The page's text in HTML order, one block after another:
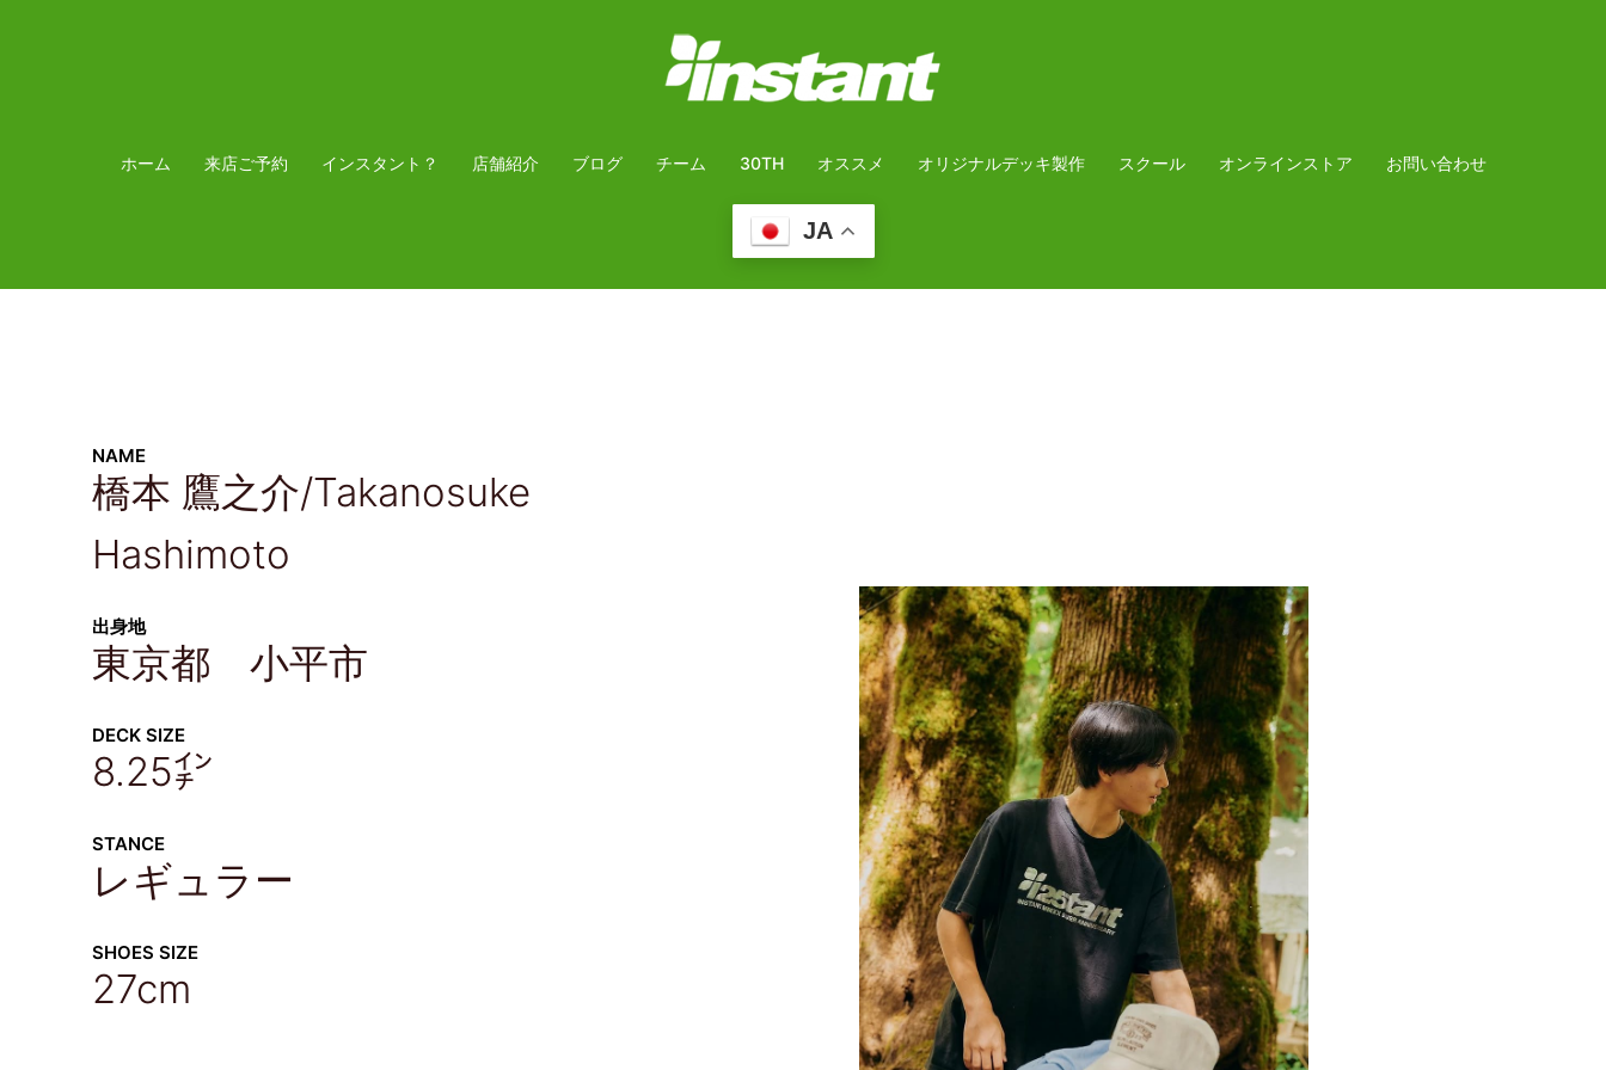
ホーム 来店ご予約 インスタント？ 店舗紹介 ブログ チーム 30TH オススメ オリジナルデッキ製作 スクール オンラインストア お問い合わせ
JA
NAME
橋本 鷹之介/Takanosuke
Hashimoto
出身地
東京都 小平市
DECK SIZE
8.25㌅
STANCE
レギュラー
SHOES SIZE
27cm